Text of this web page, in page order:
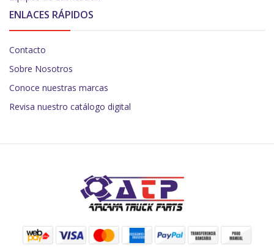
ENLACES RÁPIDOS
Contacto
Sobre Nosotros
Conoce nuestras marcas
Revisa nuestro catálogo digital